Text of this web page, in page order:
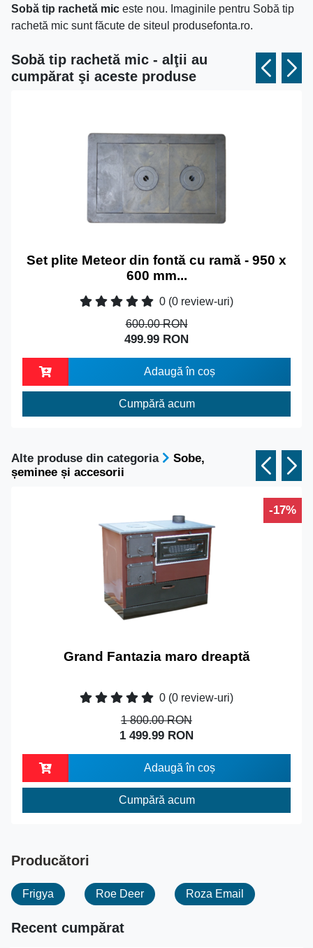
Sobă tip rachetă mic este nou. Imaginile pentru Sobă tip
rachetă mic sunt făcute de siteul produsefonta.ro.
Sobă tip rachetă mic - alţii au
cumpărat şi aceste produse
Set plite Meteor din fontă cu ramă - 950 x
600 mm...
0 (0 review-uri)
600.00 RON
499.99 RON
Adaugă în coș
Cumpără acum
Alte produse din categoria
Sobe,
șeminee și accesorii
-17%
Grand Fantazia maro dreaptă
0 (0 review-uri)
1 800.00 RON
1 499.99 RON
Adaugă în coș
Cumpără acum
Producători
Frigya Roe Deer Roza Email
Recent cumpărat